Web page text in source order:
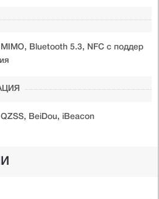
Bluetooth 5.3, NFC с поддер
BeiDou, iBeacon